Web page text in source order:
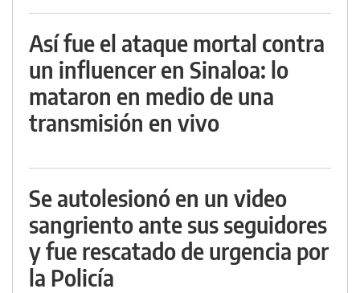
Así fue el ataque mortal contra
un influencer en Sinaloa: lo
mataron en medio de una
transmisión en vivo
Se autolesionó en un video
sangriento ante sus seguidores
y fue rescatado de urgencia por
la Policía